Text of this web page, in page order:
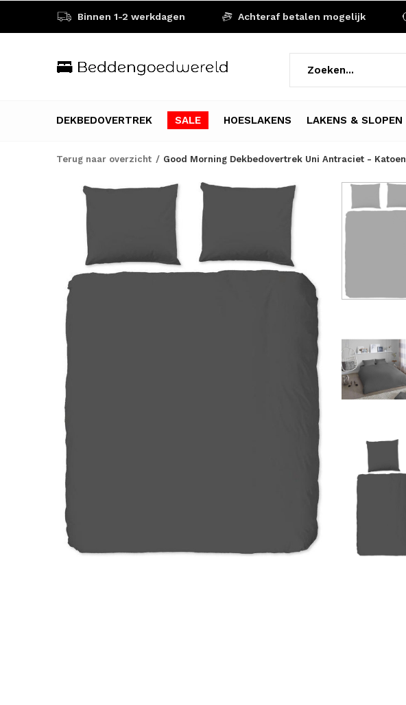
DEKBEDOVERTREK SALE HOESLAKENS LAKENS & SLOPEN
Binnen 1-2 werkdagen Achteraf betalen mogelijk
Terug naar overzicht Good Morning Dekbedovertrek Uni Antraciet - Katoen